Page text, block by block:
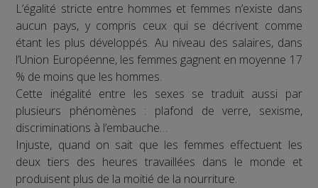
L’égalité stricte entre hommes et femmes n’existe dans
aucun pays, y compris ceux qui se décrivent comme
étant les plus développés. Au niveau des salaires, dans
l’Union Européenne, les femmes gagnent en moyenne 17
% de moins que les hommes.
Cette inégalité entre les sexes se traduit aussi par
plusieurs phénomènes : plafond de verre, sexisme,
discriminations à l’embauche…
Injuste, quand on sait que les femmes effectuent les
deux tiers des heures travaillées dans le monde et
produisent plus de la moitié de la nourriture.